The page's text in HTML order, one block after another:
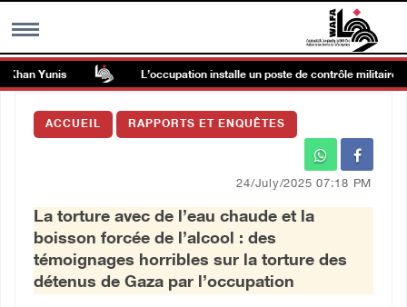
MENU
Galerie d’images
Yunis L’occupation installe un poste de contrôle militaire à
ACCUEIL RAPPORTS ET ENQUÊTES
24/July/2025 07:18 PM
La torture avec de l’eau chaude et la
boisson forcée de l’alcool : des
témoignages horribles sur la torture des
détenus de Gaza par l’occupation